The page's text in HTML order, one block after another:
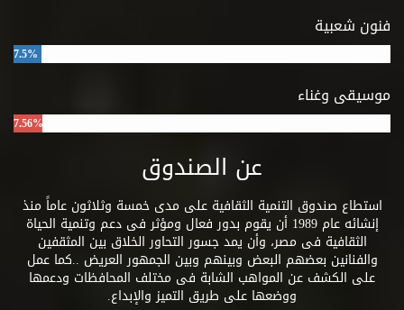
فنون شعبية
7.5%
موسيقى وغناء
7.56%
عن الصندوق
استطاع صندوق التنمية الثقافية على مدى خمسة وثلاثون عاماً منذ
إنشائه عام 1989 أن يقوم بدور فعال ومؤثر فى دعم وتنمية الحياة
الثقافية فى مصر، وأن يمد جسور التحاور الخلاق بين المثقفين
والفنانين بعضهم البعض وبينهم وبين الجمهور العريض ..كما عمل
على الكشف عن المواهب الشابة فى مختلف المحافظات ودعمها
ووضعها على طريق التميز والإبداع.